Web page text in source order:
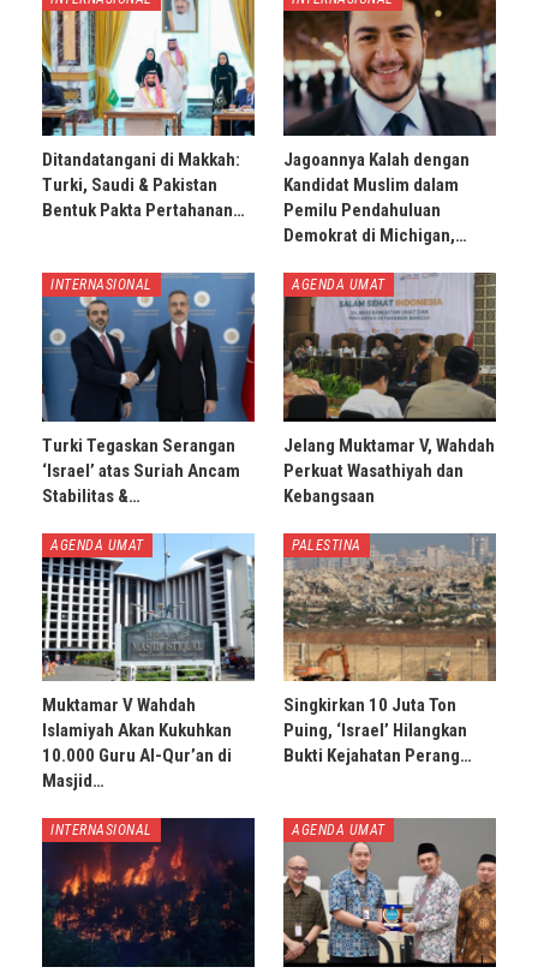
Ditandatangani di Makkah:
Turki, Saudi & Pakistan
Bentuk Pakta Pertahanan…
Jagoannya Kalah dengan
Kandidat Muslim dalam
Pemilu Pendahuluan
Demokrat di Michigan,…
INTERNASIONAL
Turki Tegaskan Serangan
‘Israel’ atas Suriah Ancam
Stabilitas &…
AGENDA UMAT
Jelang Muktamar V, Wahdah
Perkuat Wasathiyah dan
Kebangsaan
AGENDA UMAT
Muktamar V Wahdah
Islamiyah Akan Kukuhkan
10.000 Guru Al-Qur’an di
Masjid…
PALESTINA
Singkirkan 10 Juta Ton
Puing, ‘Israel’ Hilangkan
Bukti Kejahatan Perang…
INTERNASIONAL AGENDA UMAT